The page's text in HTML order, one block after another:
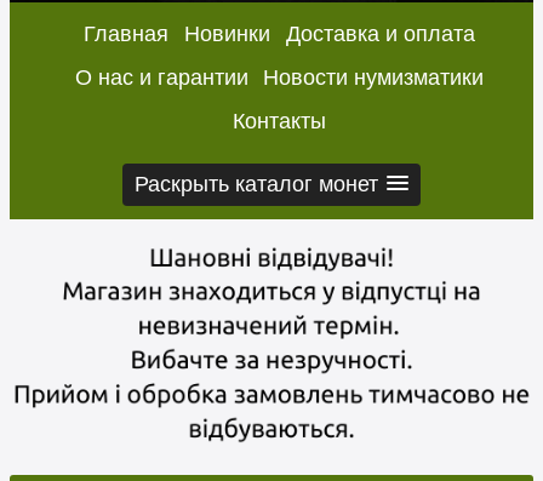
Главная Новинки
Доставка и оплата
О нас и гарантии
Новости нумизматики
Контакты
Раскрыть каталог монет